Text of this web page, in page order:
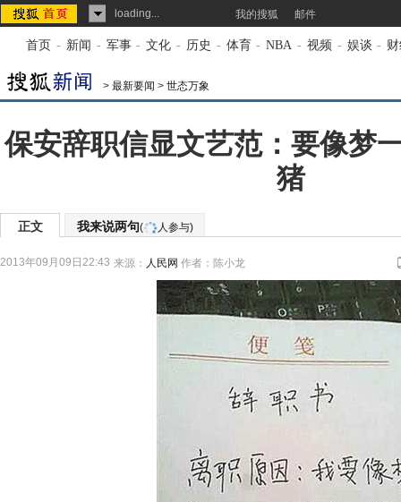
loading... 我的搜狐 邮件
首页 - 新闻 - 军事 - 文化 - 历史 - 体育 - NBA - 视频 - 娱谈 -
> 最新要闻 > 世态万象
保安辞职信显文艺范：要像梦
猪
正文 我来说两句( 人参与)
2013年09月09日22:43 来源： 人民网 作者：陈小龙